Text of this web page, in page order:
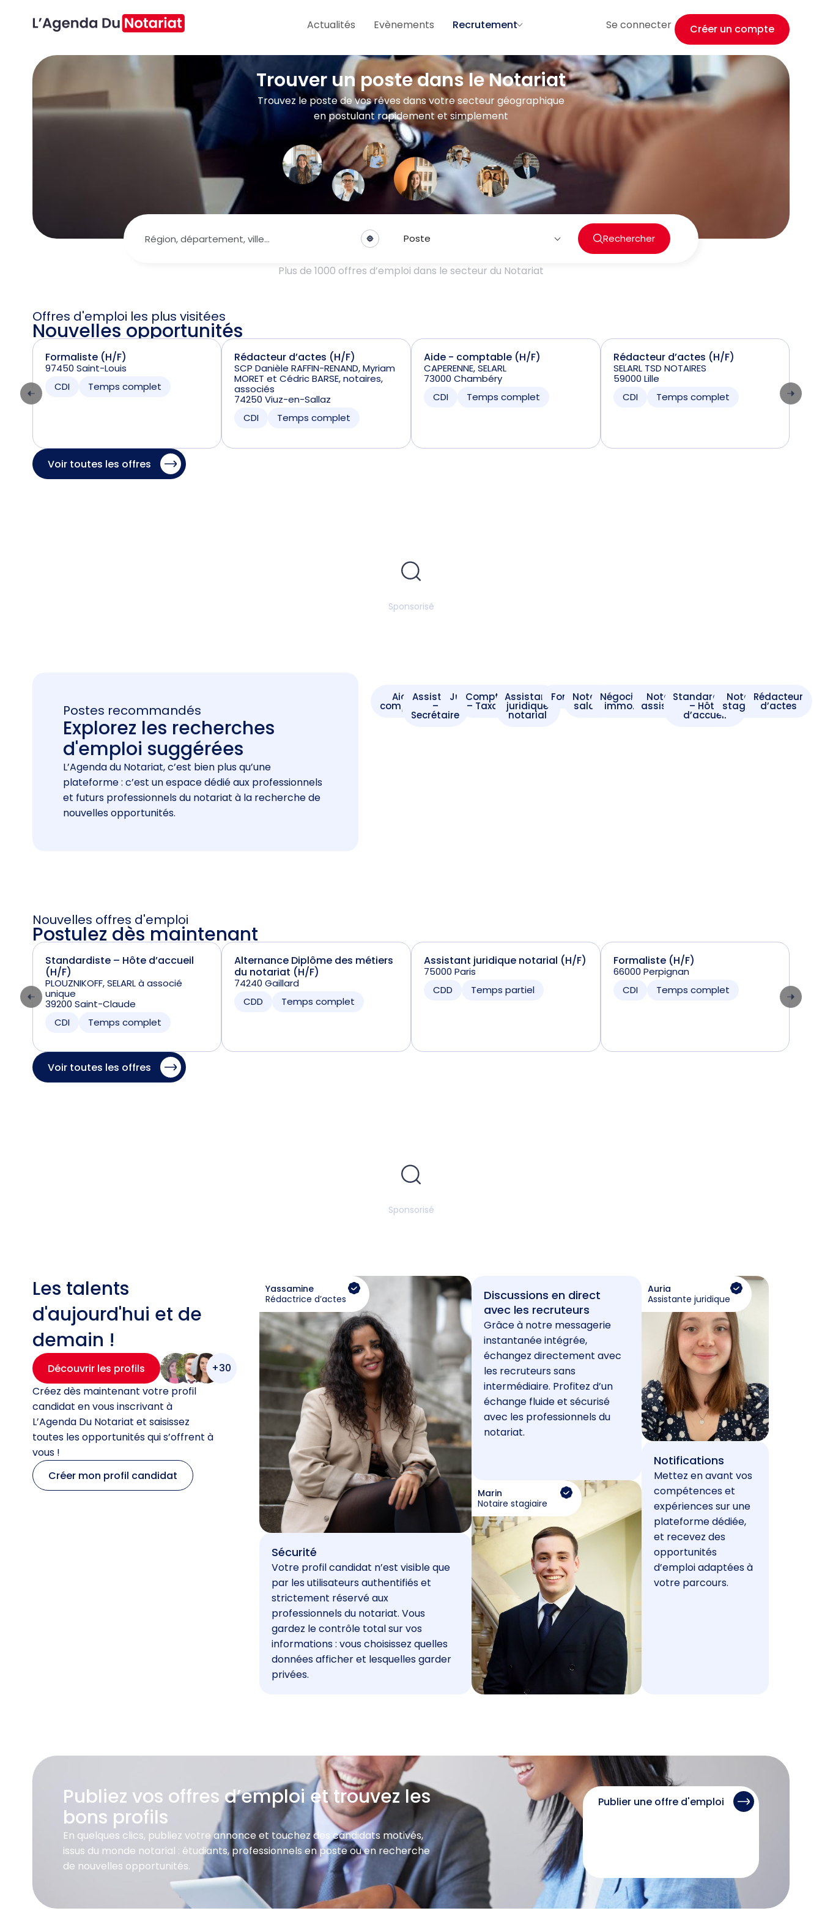
Actualités Evènements Recrutement Se connecter Créer un compte
Trouver un poste dans le Notariat
Trouvez le poste de vos rêves dans votre secteur géographique
en postulant rapidement et simplement
Poste Rechercher
Plus de 1000 offres d’emploi dans le secteur du Notariat
Offres d'emploi les plus visitées
Nouvelles opportunités
Formaliste (H/F)
97450 Saint-Louis
CDI
Temps complet
Rédacteur d’actes (H/F)
SCP Danièle RAFFIN-RENAND, Myriam
MORET et Cédric BARSE, notaires,
associés
74250 Viuz-en-Sallaz
CDI
Temps complet
Aide - comptable (H/F)
CAPERENNE, SELARL
73000 Chambéry
CDI
Temps complet
Rédacteur d’actes (H/F)
SELARL TSD NOTAIRES
59000 Lille
CDI
Temps complet
Voir toutes les offres
Sponsorisé
Postes recommandés
Explorez les recherches
d'emploi suggérées
L’Agenda du Notariat, c’est bien plus qu’une
plateforme : c’est un espace dédié aux professionnels
et futurs professionnels du notariat à la recherche de
nouvelles opportunités.
Aide -
comptable
Assistant
–
Secrétaire
JuristeComptable
– Taxateur
Assistant
juridique
notarial
Formaliste
Notaire
salarié
Négociateur
immobilier
Notaire
assistant
Standardiste
– Hôte
d’accueil
Notaire
stagiaire
Rédacteur
d’actes
Nouvelles offres d'emploi
Postulez dès maintenant
Standardiste – Hôte d’accueil
(H/F)
PLOUZNIKOFF, SELARL à associé
unique
39200 Saint-Claude
CDI
Temps complet
Alternance Diplôme des métiers
du notariat (H/F)
74240 Gaillard
CDD
Temps complet
Assistant juridique notarial (H/F)
75000 Paris
CDD
Temps partiel
Formaliste (H/F)
66000 Perpignan
CDI
Temps complet
Voir toutes les offres
Sponsorisé
Les talents
d'aujourd'hui et de
demain !
Découvrir les profils
+30
Créez dès maintenant votre profil
candidat en vous inscrivant à
L’Agenda Du Notariat et saisissez
toutes les opportunités qui s’offrent à
vous !
Créer mon profil candidat
Yassamine
Rédactrice d’actes
Sécurité
Votre profil candidat n’est visible que
par les utilisateurs authentifiés et
strictement réservé aux
professionnels du notariat. Vous
gardez le contrôle total sur vos
informations : vous choisissez quelles
données afficher et lesquelles garder
privées.
Discussions en direct
avec les recruteurs
Grâce à notre messagerie
instantanée intégrée,
échangez directement avec
les recruteurs sans
intermédiaire. Profitez d’un
échange fluide et sécurisé
avec les professionnels du
notariat.
Marin
Notaire stagiaire
Auria
Assistante juridique
Notifications
Mettez en avant vos
compétences et
expériences sur une
plateforme dédiée,
et recevez des
opportunités
d’emploi adaptées à
votre parcours.
Publiez vos offres d’emploi et trouvez les
bons profils
En quelques clics, publiez votre annonce et touchez des candidats motivés,
issus du monde notarial : étudiants, professionnels en poste ou en recherche
de nouvelles opportunités.
Publier une offre d'emploi